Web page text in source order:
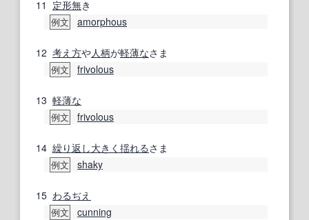
11 定形無き
例文 amorphous
12 考え方や人柄が軽薄なさま
例文 frivolous
13 軽薄な
例文 frivolous
14 繰り返し大きく 揺れるさま
例文 shaky
15 わるぢえ
例文 cunning